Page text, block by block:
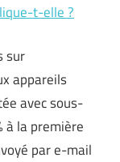
t-elle ?
sur
appareils
avec sous-
à la première
par e-mail